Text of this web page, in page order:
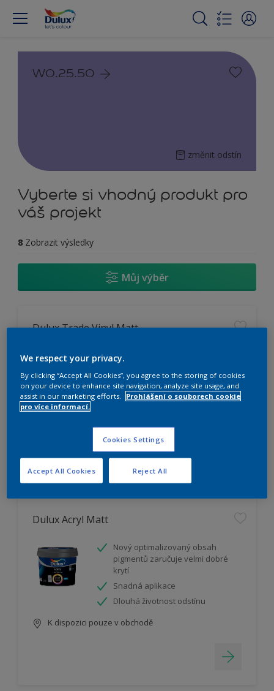
W0.25.50
změnit odstín
Vyberte si vhodný produkt pro
váš projekt
8 Zobrazit výsledky
Můj výběr
Dulux Trade Vinyl Matt
Omyvatelný
Vysoká otěruodolnost
Extrémní vydatnost
Dulux Acryl Matt
Nový optimalizovaný obsah
pigmentů zaručuje velmi dobré
krytí
Snadná aplikace
Dlouhá životnost odstínu
K dispozici pouze v obchodě
We respect your privacy.
By clicking “Accept All Cookies”, you agree to the storing of cookies
on your device to enhance site navigation, analyze site usage, and
assist in our marketing efforts.
Prohlášení o souborech cookie
pro více informací.
Cookies Settings
Reject All
Accept All Cookies